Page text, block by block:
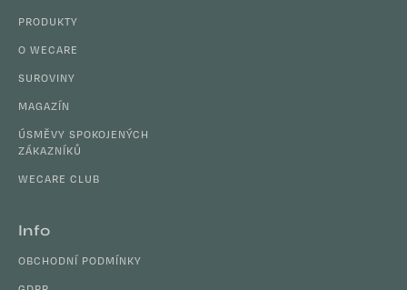
PRODUKTY
O WECARE
SUROVINY
MAGAZÍN
ÚSMĚVY SPOKOJENÝCH
ZÁKAZNÍKŮ
WECARE CLUB
Info
OBCHODNÍ PODMÍNKY